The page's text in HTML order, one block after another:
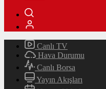
Canlı TV
Hava Durumu
Canlı Borsa
Yayın Akışları